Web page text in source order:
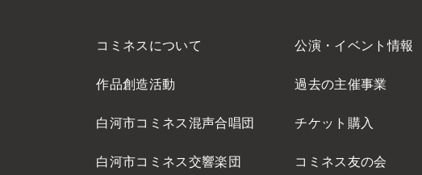
コミネスについて
作品創造活動
白河市コミネス混声合唱団
白河市コミネス交響楽団
公演・イベント情報
過去の主催事業
チケット購入
コミネス友の会